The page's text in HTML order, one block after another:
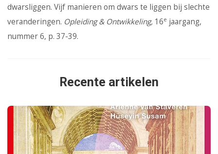
dwarsliggen. Vijf manieren om dwars te liggen bij slechte
veranderingen. Opleiding & Ontwikkeling, 16e jaargang,
nummer 6, p. 37-39.
Recente artikelen